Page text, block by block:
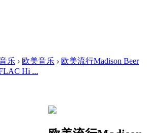
乐 › 欧美音乐 › 欧美流行Madison Beer
Hi ...